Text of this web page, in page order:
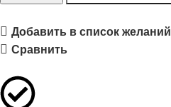
Добавить в список желаний
Сравнить